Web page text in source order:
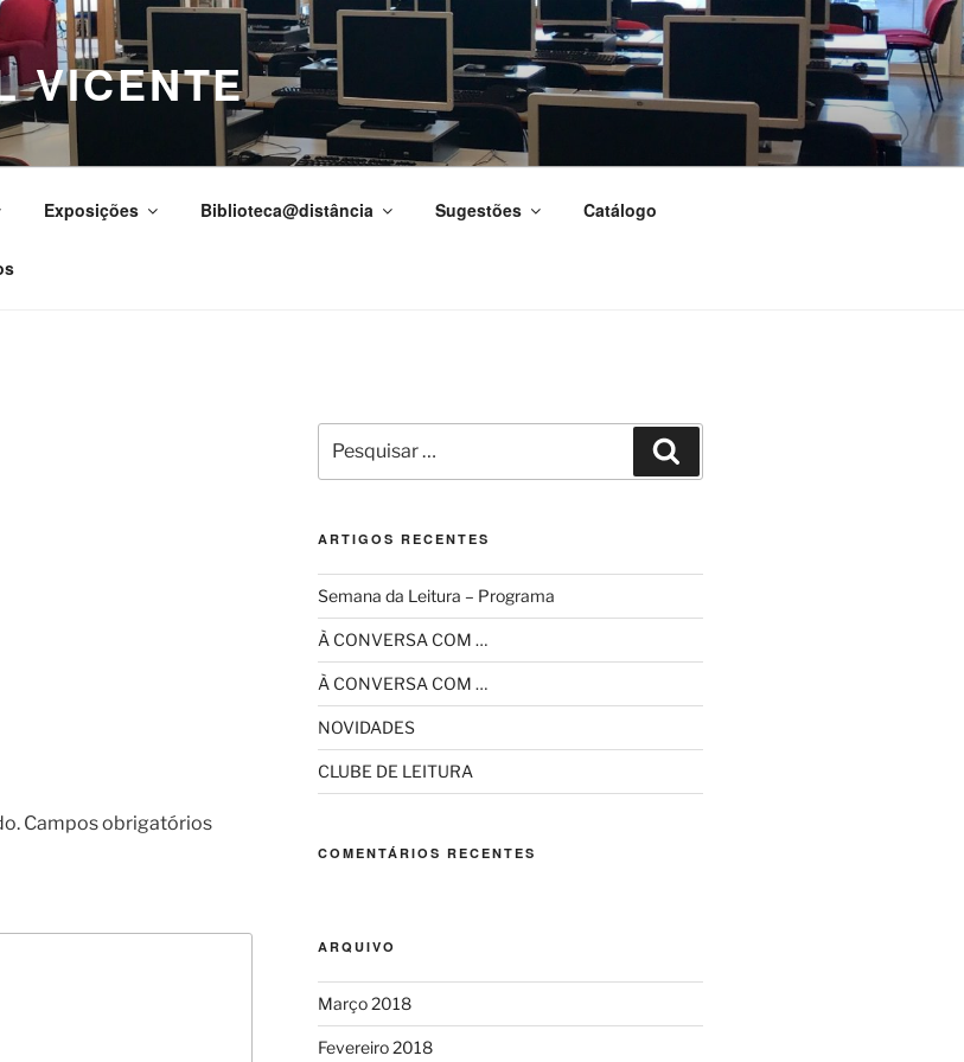
VICENTE
Exposições Biblioteca@distância Sugestões Catálogo
Campos obrigatórios
por:
ARTIGOS RECENTES
Semana da Leitura – Programa
À CONVERSA COM …
À CONVERSA COM …
NOVIDADES
CLUBE DE LEITURA
COMENTÁRIOS RECENTES
ARQUIVO
Março 2018
Fevereiro 2018